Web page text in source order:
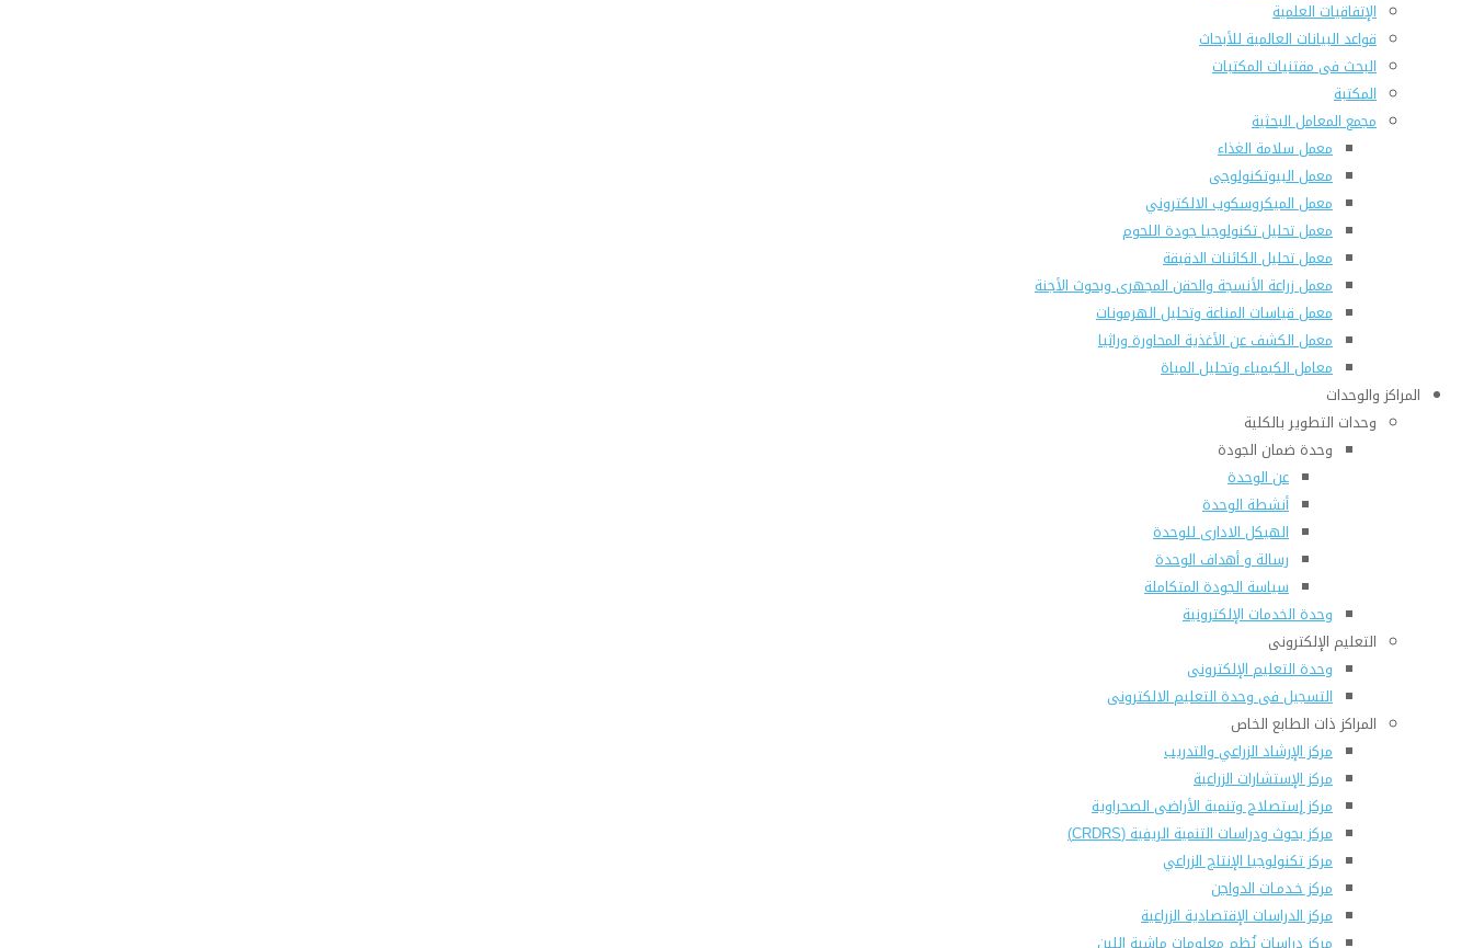
الإتفاقيات العلمية
قواعد البيانات العالمية للأبحاث
البحث فى مقتنيات المكتبات
المكتبة
مجمع المعامل البحثية
معمل سلامة الغذاء
معمل البيوتكنولوجى
معمل الميكروسكوب الالكتروني
معمل تحليل تكنولوجيا جودة اللحوم
معمل تحليل الكائنات الدقيقة
معمل زراعة الأنسجة والحقن المجهرى وبحوث الأجنة
معمل قياسات المناعة وتحليل الهرمونات
معمل الكشف عن الأغذية المحاورة وراثيا
معامل الكيمياء وتحليل المياة
المراكز والوحدات
وحدات التطوير بالكلية
وحدة ضمان الجودة
عن الوحدة
أنشطة الوحدة
الهيكل الادارى للوحدة
رسالة و أهداف الوحدة
سياسة الجودة المتكاملة
وحدة الخدمات الإلكترونية
التعليم الإلكترونى
وحدة التعليم الإلكترونى
التسجيل فى وحدة التعليم الالكترونى
المراكز ذات الطابع الخاص
مركز الإرشاد الزراعي والتدريب
مركز الإستشارات الزراعية
مركز إستصلاح وتنمية الأراضى الصحراوية
مركز بحوث ودراسات التنمية الريفية (CRDRS)
مركز تكنولوجيا الإنتاج الزراعي
مركز خـدمـات الدواجن
مركز الدراسات الإقتصادية الزراعية